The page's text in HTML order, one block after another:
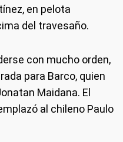
en pelota
del travesaño.
con mucho orden,
para Barco, quien
Maidana. El
al chileno Paulo